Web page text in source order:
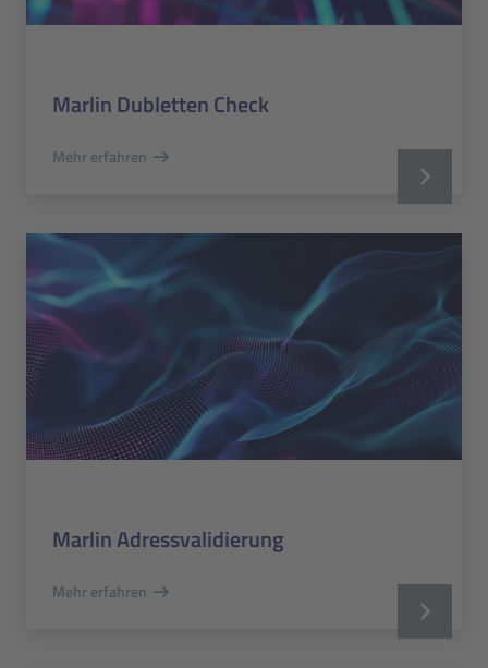
Marlin Dubletten Check
Mehr erfahren
Marlin Adressvalidierung
Mehr erfahren